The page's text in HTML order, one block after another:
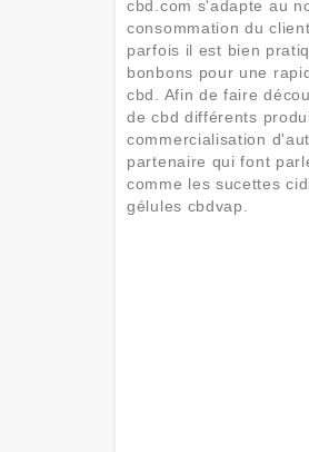
cbd.com s'adapte au
consommation du
parfois il est bien
bonbons pour une
cbd. Afin de faire
de cbd différents
commercialisation
partenaire qui font
comme les sucettes
gélules cbdvap.